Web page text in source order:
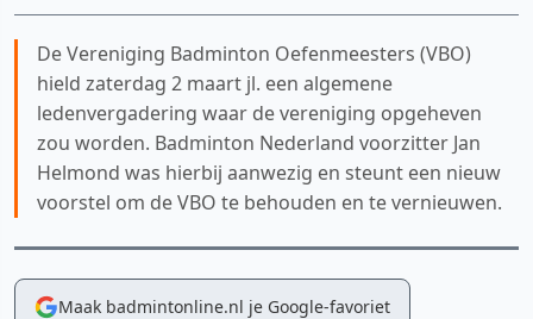
De Vereniging Badminton Oefenmeesters (VBO)
hield zaterdag 2 maart jl. een algemene
ledenvergadering waar de vereniging opgeheven
zou worden. Badminton Nederland voorzitter Jan
Helmond was hierbij aanwezig en steunt een nieuw
voorstel om de VBO te behouden en te vernieuwen.
Maak badmintonline.nl je Google-favoriet